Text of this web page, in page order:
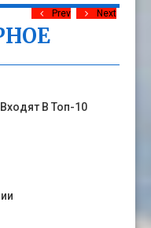
Prev Next
В Топ-10